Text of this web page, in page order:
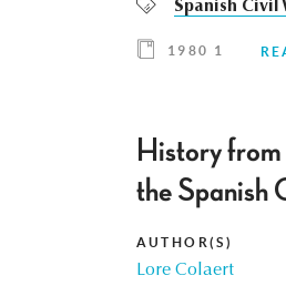
Spanish Civil
1980 1
History
the Spanish
AUTHOR(S)
Lore Colaert